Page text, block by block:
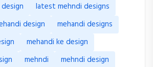
latest mehndi designs
design
mehandi designs
mehandi ke design
mehndi
mehndi design